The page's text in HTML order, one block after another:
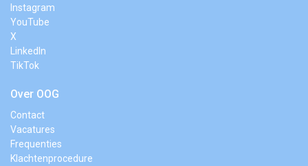
Instagram
YouTube
X
LinkedIn
TikTok
Over OOG
Contact
Vacatures
Frequenties
Klachtenprocedure